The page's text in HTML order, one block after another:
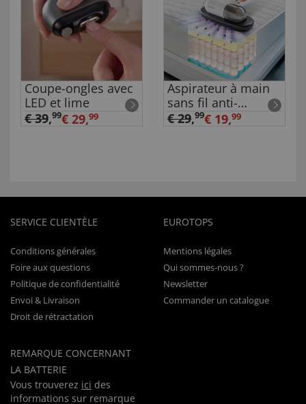
Coupe-ongles avec
LED et lime
€ 39,99€ 29,99
Aspirateur à main
sans fil anti-
acariens
€ 29,99€ 19,99
SERVICE CLIENTÈLE
Conditions générales
Foire aux questions
Politique de confidentialité
Envoi & Livraison
Droit de rétractation
REMARQUE CONCERNANT
LA BATTERIE
Vous trouverez ici des
informations sur remarque
EUROTOPS
Mentions légales
Qui sommes-nous ?
Newsletter
Commander un catalogue